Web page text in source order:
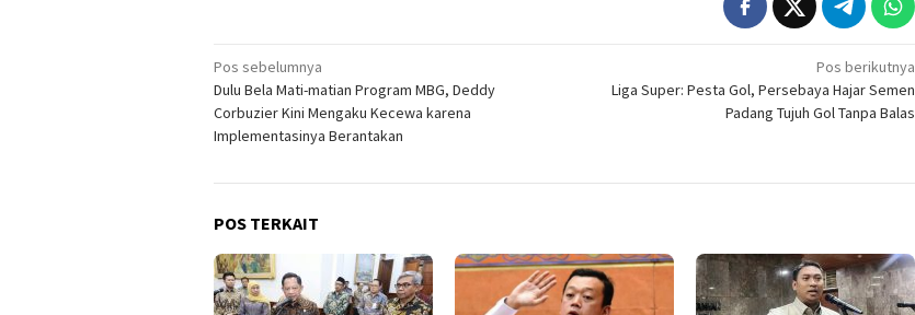
Navigasi
pos
Pos sebelumnya
Dulu Bela Mati-matian Program MBG, Deddy
Corbuzier Kini Mengaku Kecewa karena
Implementasinya Berantakan
Pos berikutnya
Liga Super: Pesta Gol, Persebaya Hajar Semen
Padang Tujuh Gol Tanpa Balas
POS TERKAIT